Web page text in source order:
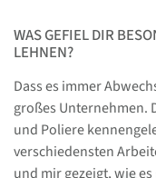
WAS GEFIEL DIR
LEHNEN?
Dass es immer
großes Unternehmen.
und Poliere
verschiedensten
und mir gezeigt, wie